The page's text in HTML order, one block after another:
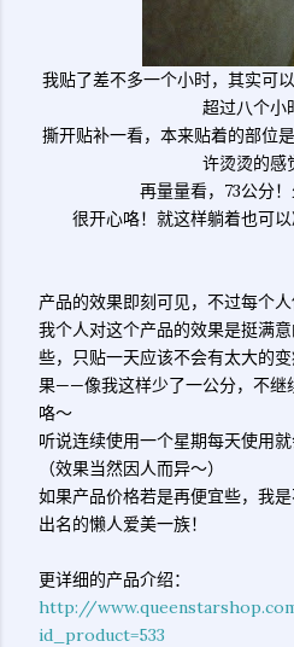
我贴了差不多一个小时，其实可
超过八个小
撕开贴补一看，本来贴着的部位
许烫烫的感
再量量看，73公分！
很开心咯！就这样躺着也可以
产品的效果即刻可见，不过每个
我个人对这个产品的效果是挺满
些，只贴一天应该不会有太大的
果——像我这样少了一公分，不继
咯～
听说连续使用一个星期每天使用
（效果当然因人而异～）
如果产品价格若是再便宜些，我
出名的懒人爱美一族！
更详细的产品介绍：
http://
id_product=533